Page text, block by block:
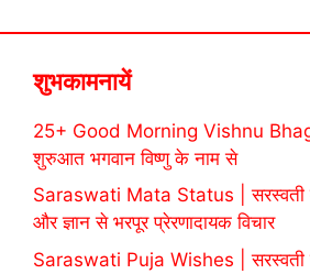
शुभकामनायें
25+ Good Morning Vishnu
शुरुआत भगवान विष्णु के नाम से
Saraswati Mata Status | सरस्वती
और ज्ञान से भरपूर प्रेरणादायक विचार
Saraswati Puja Wishes | सरस्वती